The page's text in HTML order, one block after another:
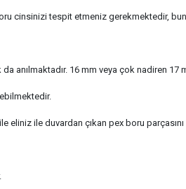
cinsinizi tespit etmeniz gerekmektedir,
da anılmaktadır. 16 mm veya çok nadiren
eliniz ile duvardan çıkan pex boru